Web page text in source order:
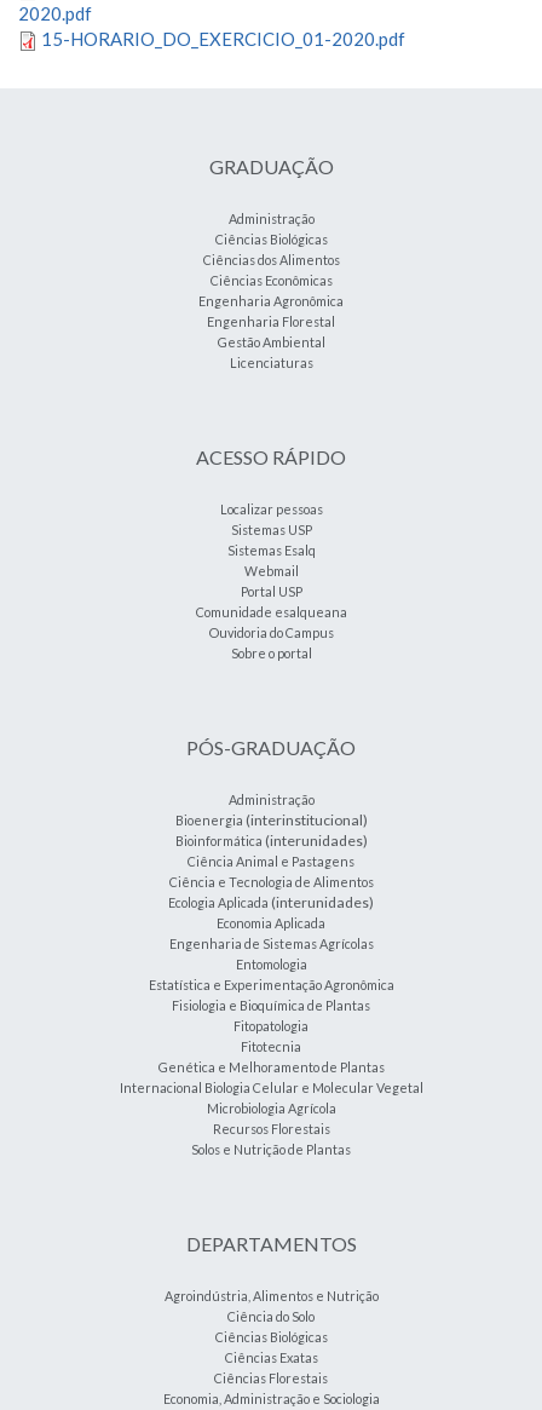
2020.pdf
15-HORARIO_DO_EXERCICIO_01-2020.pdf
GRADUAÇÃO
Administração
Ciências Biológicas
Ciências dos Alimentos
Ciências Econômicas
Engenharia Agronômica
Engenharia Florestal
Gestão Ambiental
Licenciaturas
ACESSO RÁPIDO
Localizar pessoas
Sistemas USP
Sistemas Esalq
Webmail
Portal USP
Comunidade esalqueana
Ouvidoria do Campus
Sobre o portal
PÓS-GRADUAÇÃO
Administração
Bioenergia (interinstitucional)
Bioinformática (interunidades)
Ciência Animal e Pastagens
Ciência e Tecnologia de Alimentos
Ecologia Aplicada (interunidades)
Economia Aplicada
Engenharia de Sistemas Agrícolas
Entomologia
Estatística e Experimentação Agronômica
Fisiologia e Bioquímica de Plantas
Fitopatologia
Fitotecnia
Genética e Melhoramento de Plantas
Internacional Biologia Celular e Molecular Vegetal
Microbiologia Agrícola
Recursos Florestais
Solos e Nutrição de Plantas
DEPARTAMENTOS
Agroindústria, Alimentos e Nutrição
Ciência do Solo
Ciências Biológicas
Ciências Exatas
Ciências Florestais
Economia, Administração e Sociologia